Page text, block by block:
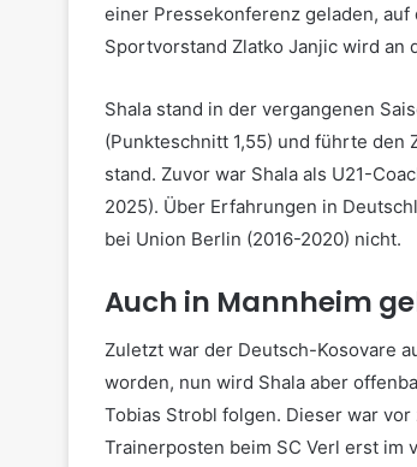
einer Pressekonferenz geladen,
Sportvorstand Zlatko Janjic wird an
Shala stand in der vergangenen
(Punkteschnitt 1,55) und führte den
stand. Zuvor war Shala als U21-
2025). Über Erfahrungen in
bei Union Berlin (2016-2020) nicht.
Auch in Mannheim
Zuletzt war der Deutsch-Kosovare
worden, nun wird Shala aber
Tobias Strobl folgen. Dieser war
Trainerposten beim SC Verl erst im